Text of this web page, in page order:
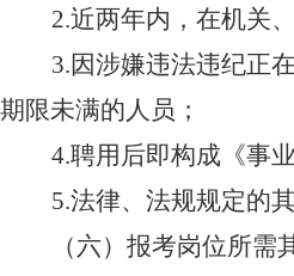
2.近两年内，在机关
3.因涉嫌违法违纪正
期限未满的人员；
4.聘用后即构成《事
5.法律、法规规定的
（六）报考岗位所需